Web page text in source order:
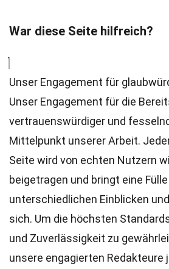
War diese Seite hilfreich?
Unser Engagement für
Unser Engagement für die
vertrauenswürdiger und
Mittelpunkt unserer Arbeit.
Seite wird von echten Nutzern
beigetragen und bringt eine
unterschiedlichen Einblicken
sich. Um die höchsten
und Zuverlässigkeit zu
unsere engagierten Redakteure